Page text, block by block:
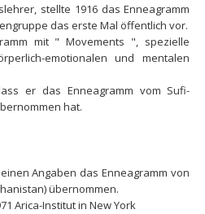
stellte 1916 das Enneagramm
das erste Mal öffentlich vor.
mit " Movements ", spezielle
emotionalen und mentalen
er das Enneagramm vom Sufi-
hat.
Angaben das Enneagramm von
übernommen.
Arica-Institut in New York